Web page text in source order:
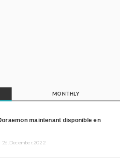
MONTHLY
maintenant disponible en
26.December.2022